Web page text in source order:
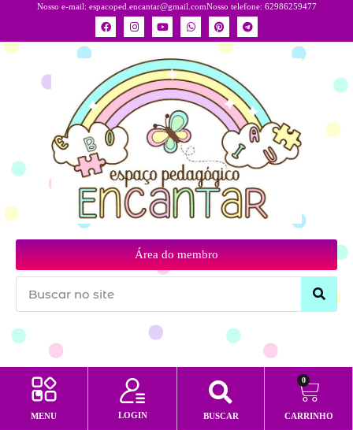
Nosso e-mail: espacoped.encantar@gmail.comNosso telefone: 62986259477
Área do membro
MENU LOGIN BUSCAR
0
CARRINHO